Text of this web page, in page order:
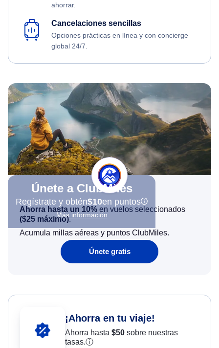
ahorrar.
Cancelaciones sencillas
Opciones prácticas en línea y con concierge
global 24/7.
Únete a ClubMiles
Regístrate y obtén$10en puntos
Más información
Ahorra hasta un 10% en vuelos seleccionados
($25 máximo).
Acumula millas aéreas y puntos ClubMiles.
Únete gratis
¡Ahorra en tu viaje!
Ahorra hasta $50sobre nuestras
tasas.ⓘ